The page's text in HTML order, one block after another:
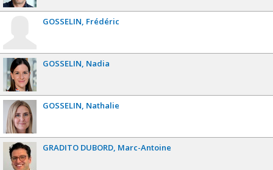
GOSSELIN Frédéric
GOSSELIN Nadia
GOSSELIN Nathalie
GRADITO DUBORD Marc-Antoine